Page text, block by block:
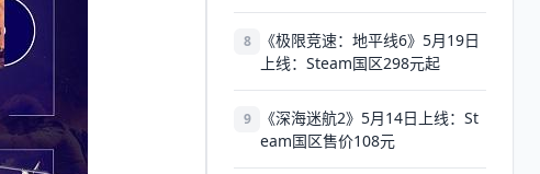
8
《极限竞速：地平线6》5月19日
上线：Steam国区298元起
9
《深海迷航2》5月14日上线：St
eam国区售价108元